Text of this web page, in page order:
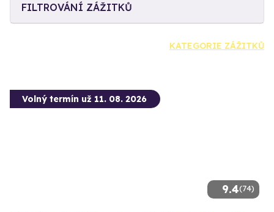
FILTROVÁNÍ ZÁŽITKŮ
KATEGORIE ZÁŽITKŮ
9.4(74)
Volný termín už 11. 08. 2026